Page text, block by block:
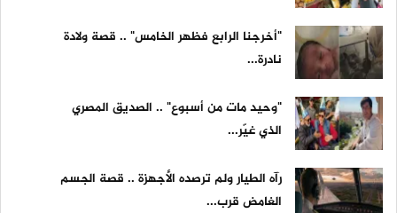
"أخرجنا الرابع فظهر الخامس" .. قصة ولادة
نادرة...
"وحيد مات من أسبوع" .. الصديق المصري
الذي غيّر...
رآه الطيار ولم ترصده الأجهزة .. قصة الجسم
الغامض قرب...